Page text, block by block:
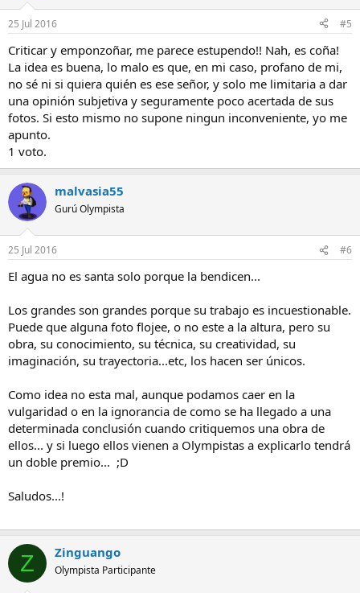
25 Jul 2016 #5
Criticar y emponzoñar, me parece estupendo!! Nah, es coña!
La idea es buena, lo malo es que, en mi caso, profano de mi,
no sé ni si quiera quién es ese señor, y solo me limitaria a dar
una opinión subjetiva y seguramente poco acertada de sus
fotos. Si esto mismo no supone ningun inconveniente, yo me
apunto.
1 voto.
malvasia55
Gurú Olympista
25 Jul 2016 #6
El agua no es santa solo porque la bendicen...
Los grandes son grandes porque su trabajo es incuestionable.
Puede que alguna foto flojee, o no este a la altura, pero su
obra, su conocimiento, su técnica, su creatividad, su
imaginación, su trayectoria...etc, los hacen ser únicos.
Como idea no esta mal, aunque podamos caer en la
vulgaridad o en la ignorancia de como se ha llegado a una
determinada conclusión cuando critiquemos una obra de
ellos... y si luego ellos vienen a Olympistas a explicarlo tendrá
un doble premio... ;D
Saludos...!
Z Zinguango
Olympista Participante